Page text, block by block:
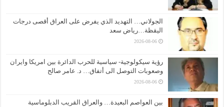
الجولاني… التهديد الذي يفرض على العراق أقصى درجات
اليقظة…رياض سعد
2026-08-06
رؤية سيكولوجية- سياسية للحرب الدائرة بين امريكا وايران
وصعوبات التوصل الى أتفاق… د. عامر صالح
2026-08-06
بين العواصم البعيدة… والعراق القريب الدبلوماسية